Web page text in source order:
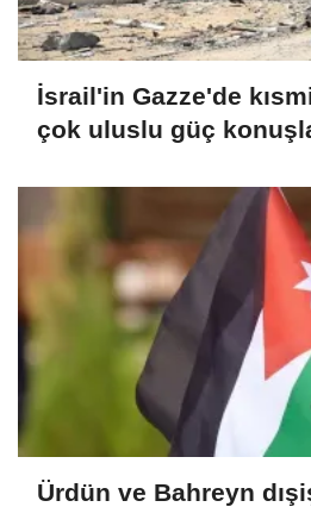
İsrail'in Gazze'de
çok uluslu güç
edildi
Ürdün ve Bahreyn